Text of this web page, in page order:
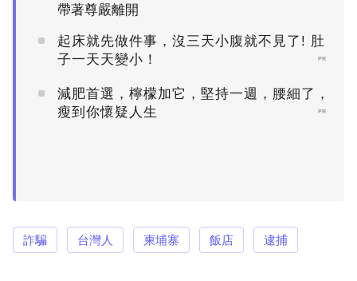
帶著尊嚴離開
起床就先做件事，沒三天小腹就不見了! 肚
子一天天變小！
PR
減肥首選，檸檬加它，堅持一週，腰細了，
瘦到你懷疑人生
PR
詐騙 台灣人 柬埔寨 飯店 逮捕